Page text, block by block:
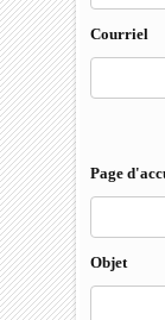
Courriel
Page
Objet